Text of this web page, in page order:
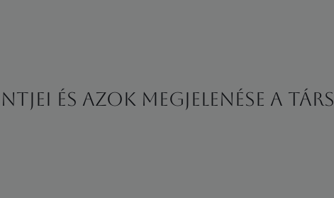
és azok megjelenése a